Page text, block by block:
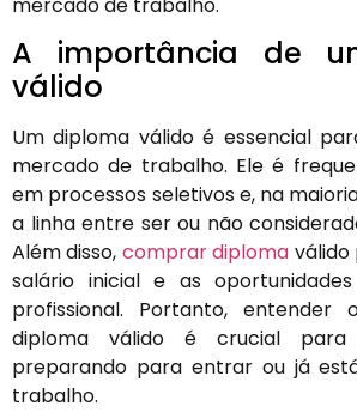
A importância de
válido
Um diploma válido é essencial
mercado de trabalho. Ele é
em processos seletivos e, na
a linha entre ser ou não
Além disso, comprar diploma válido
salário inicial e as
profissional. Portanto,
diploma válido é crucial
preparando para entrar ou já
trabalho.